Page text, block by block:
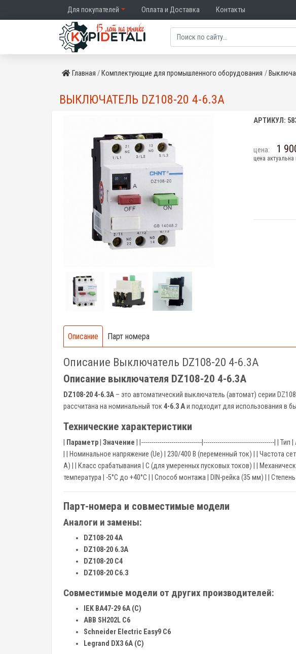
Для покупателей Оплата и Доставка Контакты
Главная Комплектующие для промышленного оборудования
ВЫКЛЮЧАТЕЛЬ DZ108-20 4-6.3A
АРТИКУЛ:
цена: 1
цена
Описание Парт номера
Описание Выключатель DZ108-20 4-6.3A
Описание выключателя DZ108-20 4-6.3A
DZ108-20 4-6.3A – это автоматический выключатель (автомат) серии
рассчитана на номинальный ток 4-6.3 Аи подходит для использования в
Технические характеристики
Параметр Значение | |------------------------------|-----------------------------------| |
| | Номинальное напряжение (Ue) | 230/400 В (переменный ток) | |
А) | | Класс срабатывания | C (для умеренных пусковых токов) | |
температура | -5°C до +40°C | | Способ монтажа | DIN-рейка (35 мм) | | Степень
Парт-номера и совместимые модели
Аналоги и замены:
DZ108-20 4A
DZ108-20 6.3A
DZ108-20 C4
DZ108-20 C6.3
Совместимые модели от других производителей:
IEK ВА47-29 6А (C)
ABB SH202L C6
Schneider Electric Easy9 C6
Legrand DX3 6A (C)